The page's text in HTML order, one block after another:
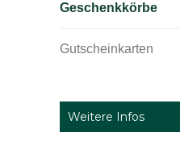
Geschenkkörbe
Gutscheinkarten
Weitere Infos